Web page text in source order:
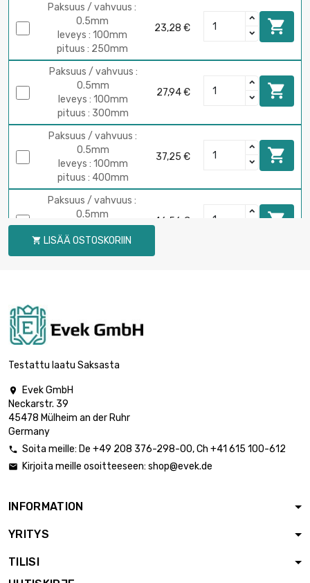
Paksuus / vahvuus :
0.5mm
leveys : 100mm
pituus : 250mm
23,28 € 
Paksuus / vahvuus :
0.5mm
leveys : 100mm
pituus : 300mm
27,94 € 
Paksuus / vahvuus :
0.5mm
leveys : 100mm
pituus : 400mm
37,25 € 
Paksuus / vahvuus :
0.5mm
leveys : 100mm
pituus : 500mm
46,56 € 
Paksuus / vahvuus :
pituus : 700mm
Paksuus / vahvuus :
leveys : 100mm
0.5mm
pituus : 900mm
 LISÄÄ OSTOSKORIIN
Testattu laatu Saksasta

Evek GmbH
Neckarstr. 39
45478 Mülheim an der Ruhr
Germany
 Soita meille: De +49 208 376-298-00, Ch +41 615 100-612
 Kirjoita meille osoitteeseen: shop@evek.de
INFORMATION
YRITYS
TILISI